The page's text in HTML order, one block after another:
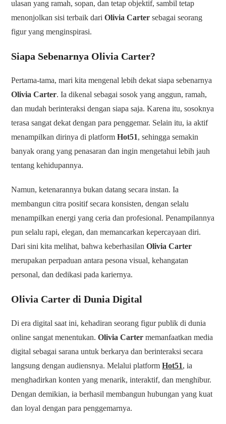
ulasan yang ramah, sopan, dan tetap objektif, sambil tetap
menonjolkan sisi terbaik dariOlivia Carter sebagai seorang
figur yang menginspirasi.
Siapa Sebenarnya Olivia Carter?
Pertama-tama, mari kita mengenal lebih dekat siapa sebenarnya
Olivia Carter. Ia dikenal sebagai sosok yang anggun, ramah,
dan mudah berinteraksi dengan siapa saja. Karena itu, sosoknya
terasa sangat dekat dengan para penggemar. Selain itu, ia aktif
menampilkan dirinya di platformHot51, sehingga semakin
banyak orang yang penasaran dan ingin mengetahui lebih jauh
tentang kehidupannya.
Namun, ketenarannya bukan datang secara instan. Ia
membangun citra positif secara konsisten, dengan selalu
menampilkan energi yang ceria dan profesional. Penampilannya
pun selalu rapi, elegan, dan memancarkan kepercayaan diri.
Dari sini kita melihat, bahwa keberhasilanOlivia Carter
merupakan perpaduan antara pesona visual, kehangatan
personal, dan dedikasi pada kariernya.
Olivia Carter di Dunia Digital
Di era digital saat ini, kehadiran seorang figur publik di dunia
online sangat menentukan.Olivia Carter memanfaatkan media
digital sebagai sarana untuk berkarya dan berinteraksi secara
langsung dengan audiensnya. Melalui platformHot51, ia
menghadirkan konten yang menarik, interaktif, dan menghibur.
Dengan demikian, ia berhasil membangun hubungan yang kuat
dan loyal dengan para penggemarnya.